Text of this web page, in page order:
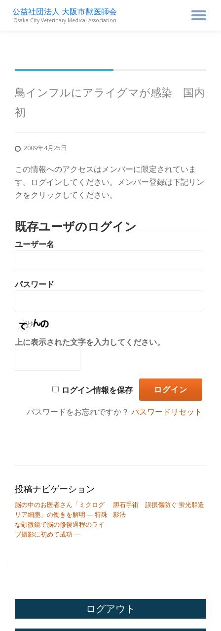
ナ
ー
を
り
公益社団法人 大阪市獣医師会
Osaka City Veterinary Medical Association
鳥インフルにアライグマが感染 国内
初
2009年4月25日
この情報へのアクセスはメンバーに限定されていま
す。ログインしてください。メンバー登録は下記リン
クをクリックしてください。
既存ユーザのログイン
ユーザー名
パスワード
上に表示された文字を入力してください。
ログイン情報を保存
パスワードをお忘れですか？パスワードリセット
投稿ナビゲーション
脳の中のお医者さん「ミクログ
リア細胞」の働きを解明 — 特殊
な顕微鏡で脳の修復過程のライ
ブ撮影に初めて成功 —
胆石手術 誤損傷防ぐ 蛍光胆造
影法
ログアウト